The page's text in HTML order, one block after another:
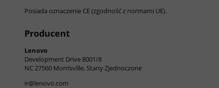
Posiada oznaczenie CE (zgodność z normami UE).
Producent
Lenovo
Development Drive 8001/8
NC 27560 Morrisville, Stany Zjednoczone
ir@lenovo.com